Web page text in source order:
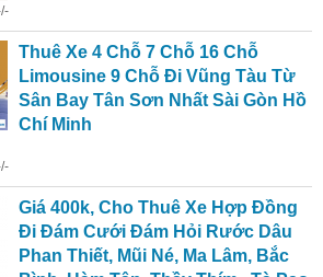
Thuê Xe 4 Chỗ 7 Chỗ 16 Chỗ
Limousine 9 Chỗ Đi Vũng Tàu Từ
Sân Bay Tân Sơn Nhất Sài Gòn Hồ
Chí Minh
Giá 400k, Cho Thuê Xe Hợp Đồng
Đi Đám Cưới Đám Hỏi Rước Dâu
Phan Thiết, Mũi Né, Ma Lâm, Bắc